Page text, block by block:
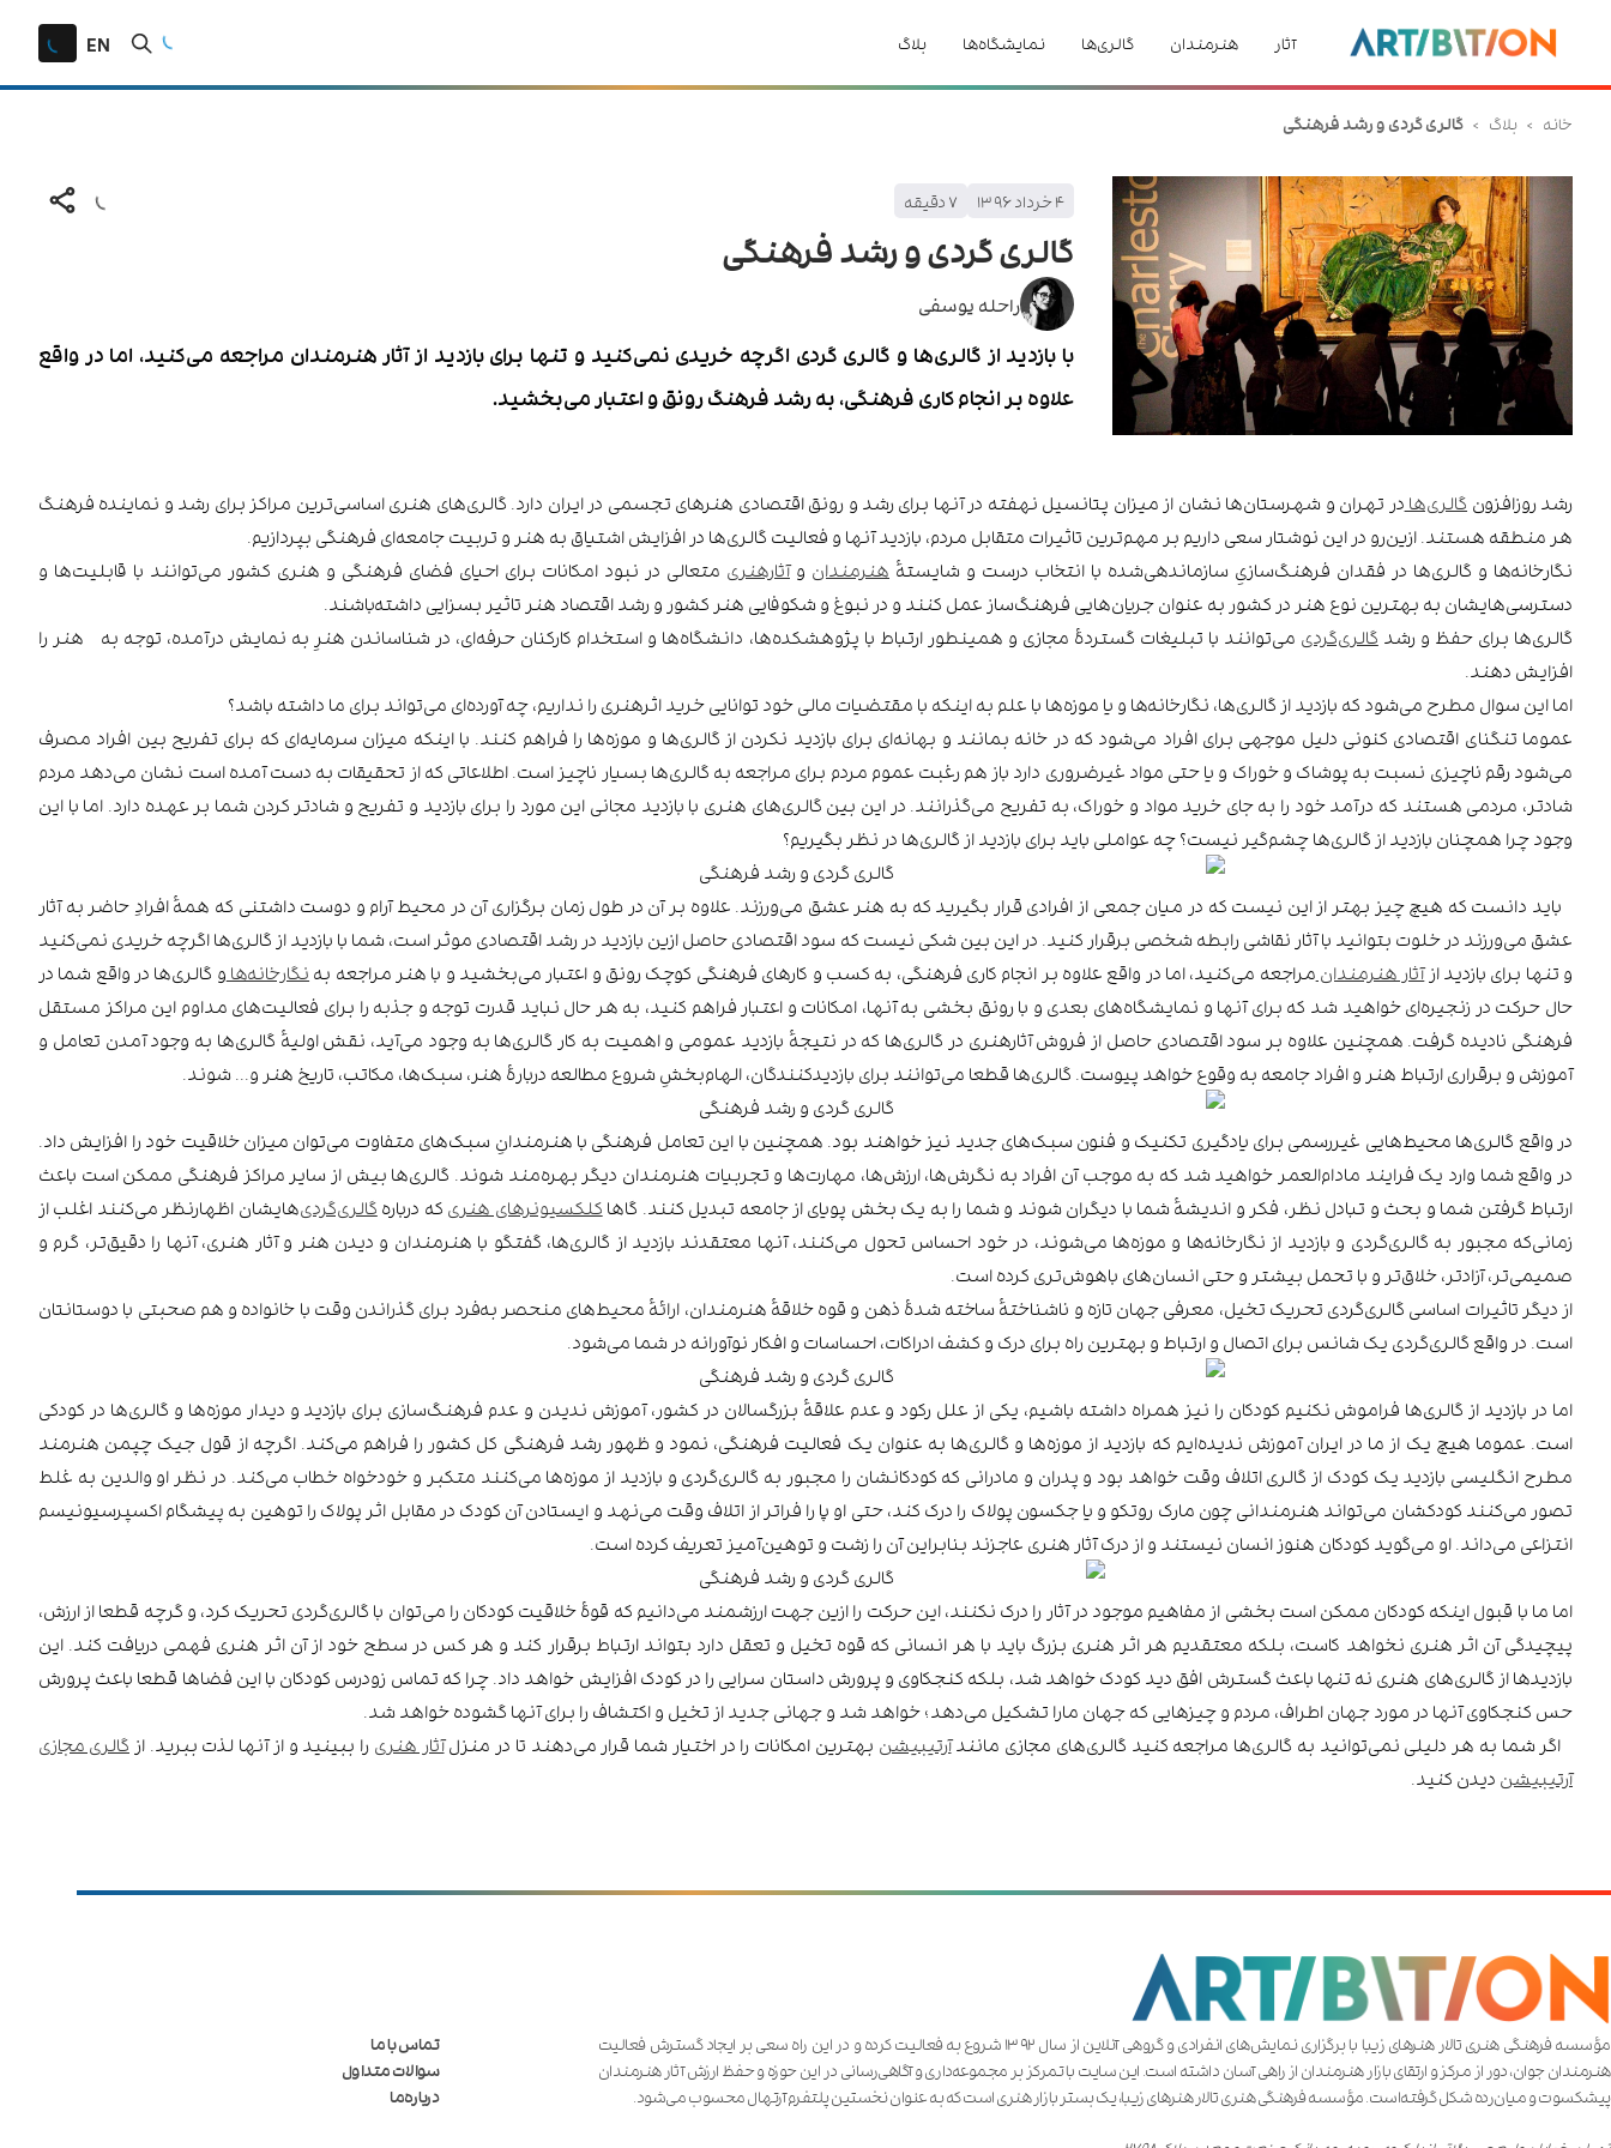
آثار هنرمندان گالری‌ها نمایشگاه‌ها بلاگ EN
خانه > بلاگ > گالری گردی و رشد فرهنگی
۴ خرداد ۱۳۹۶ ۷دقیقه
گالری گردی و رشد فرهنگی
راحله یوسفی
با بازدید از گالری‌ها و گالری گردی اگرچه خریدی نمی‌کنید و تنها برای بازدید از آثار هنرمندان مراجعه می‌کنید، اما در واقع
علاوه بر انجام کاری فرهنگی، به رشد فرهنگ رونق و اعتبار می‌بخشید.
رشد روزافزون گالری‌ها در تهران و شهرستان‌ها نشان از میزان پتانسیل نهفته در آنها برای رشد و رونق اقتصادی هنرهای تجسمی در ایران دارد. گالری‌های هنری اساسی‌ترین مراکز برای رشد و نماینده فرهنگ
هر منطقه هستند. ازین‌رو در این نوشتار سعی داریم بر مهم‌ترین تاثیرات متقابل مردم، بازدید آنها و فعالیت گالری‌ها در افزایش اشتیاق به هنر و تربیت جامعه‌ای فرهنگی بپردازیم.
نگارخانه‌ها و گالری‌ها در فقدان فرهنگ‌سازیِ سازماندهی‌شده‌ با انتخاب درست و شایستۀ هنرمندان وآثارهنری متعالی در نبود امکانات برای احیای فضای فرهنگی و هنری کشور می‌توانند با قابلیت‌ها و
دسترسی‌هایشان به بهترین نوع هنر در کشور به عنوان جریان‌هایی فرهنگ‌ساز عمل کنند و در نبوغ و شکوفایی هنر کشور و رشد اقتصاد هنر تاثیر بسزایی داشته‌باشند.
گالری‌ها برای حفظ و رشد گالری‌گردی می‌توانند با تبلیغات گستردۀ مجازی و همینطور ارتباط با پژوهشکده‌ها، دانشگاه‌ها و استخدام کارکنان حرفه‌ای، در شناساندن هنرِ به نمایش درآمده، توجه به هنر را
افزایش دهند.
اما این سوال مطرح می‌شود که بازدید از گالری‌ها، نگارخانه‌ها و یا موزه‌ها با علم به اینکه با مقتضیات مالی خود توانایی خرید اثرهنری را نداریم، چه آورده‌ای می‌تواند برای ما داشته باشد؟
عموما تنگنای اقتصادی کنونی دلیل موجهی برای افراد می‌شود که در خانه بمانند و بهانه‌ای برای بازدید نکردن از گالری‌ها و موزه‌ها را فراهم کنند. با اینکه میزان سرمایه‌ای که برای تفریح بین افراد مصرف
می‌شود رقم ناچیزی نسبت به پوشاک و خوراک و یا حتی مواد غیرضروری دارد باز هم رغبت عموم مردم برای مراجعه به گالری‌ها بسیار ناچیز است. اطلاعاتی که از تحقیقات به دست آمده است نشان می‌دهد مردم
شادتر، مردمی هستند که درآمد خود را به جای خرید مواد و خوراک، به تفریح می‌گذرانند. در این بین گالری‌های هنری با بازدید مجانی این مورد را برای بازدید و تفریح و شادتر کردن شما بر عهده دارد. اما با این
وجود چرا همچنان بازدید از گالری‌ها چشم‌گیر نیست؟ چه عواملی باید برای بازدید از گالری‌ها در نظر بگیریم؟
باید دانست که هیچ چیز بهتر از این نیست که در میان جمعی از افرادی قرار بگیرید که به هنر عشق می‌ورزند. علاوه بر آن در طول زمان برگزاری آن در محیط آرام و دوست داشتنی که همۀ افرادِ حاضر به آثار
عشق می‌ورزند در خلوت بتوانید با آثار نقاشی رابطه شخصی برقرار کنید. در این بین شکی نیست که سود اقتصادی حاصل ازین بازدید در رشد اقتصادی موثر است، شما با بازدید از گالری‌ها اگرچه خریدی نمی‌کنید
و تنها برای بازدید ازآثار هنرمندان مراجعه می‌کنید، اما در واقع علاوه بر انجام کاری فرهنگی، به کسب و کارهای فرهنگی کوچک رونق و اعتبار می‌بخشید و با هنر مراجعه به نگارخانه‌ها و گالری‌ها در واقع شما در
حال حرکت در زنجیره‌ای خواهید شد که برای آنها و نمایشگاه‌های بعدی و با رونق بخشی به آنها، امکانات و اعتبار فراهم کنید، به هر حال نباید قدرت توجه و جذبه را برای فعالیت‌های مداوم این مراکز مستقل
فرهنگی نادیده گرفت. همچنین علاوه بر سود اقتصادی حاصل از فروش آثارهنری در گالری‌ها که در نتیجۀ بازدید عمومی و اهمیت به کار گالری‌ها به وجود می‌آید، نقش اولیۀ گالری‌ها به وجود آمدن تعامل و
آموزش و برقراری ارتباط هنر و افراد جامعه به وقوع خواهد پیوست. گالری‌ها قطعا می‌توانند برای بازدیدکنندگان، الهام‌بخشِ شروع مطالعه دربارۀ هنر، سبک‌ها، مکاتب، تاریخ هنر و... شوند.
در واقع گالری‌ها محیط‌هایی غیررسمی برای یادگیری تکنیک و فنون سبک‌های جدید نیز خواهند بود. همچنین با این تعامل فرهنگی با هنرمندانِ سبک‌های متفاوت می‌توان میزان خلاقیت خود را افزایش داد.
در واقع شما وارد یک فرایند مادام‌العمر خواهید شد که به موجب آن افراد به نگرش‌ها، ارزش‌ها، مهارت‌ها و تجربیات هنرمندان دیگر بهره‌مند شوند. گالری‌ها بیش از سایر مراکز فرهنگی ممکن است باعث
ارتباط گرفتن شما و بحث و تبادل نظر، فکر و اندیشۀ شما با دیگران شوند و شما را به یک بخش پویای از جامعه تبدیل کنند. گاها کلکسیونرهای هنری که درباره گالری‌گردی‌هایشان اظهارنظر می‌کنند اغلب از
زمانی‌که مجبور به گالری‌گردی و بازدید از نگارخانه‌ها و موزه‌ها می‌شوند، در خود احساس تحول می‌کنند، آنها معتقدند بازدید از گالری‌ها، گفتگو با هنرمندان و دیدن هنر و آثار هنری، آنها را دقیق‌تر، گرم‌ و
صمیمی‌تر، آزادتر، خلاق‌تر و با تحمل بیشتر و حتی انسان‌های باهوش‌تری کرده است.
از دیگر تاثیرات اساسی گالری‌گردی تحریک تخیل، معرفی جهان تازه و ناشناختۀ ساخته شدۀ ذهن و قوه خلاقۀ هنرمندان، ارائۀ محیط‌های منحصر به‌فرد برای گذراندن وقت با خانواده و هم صحبتی با دوستانتان
است. در واقع گالری‌گردی یک شانس برای اتصال و ارتباط و بهترین راه برای درک و کشف ادراکات، احساسات و افکار نوآورانه در شما می‌شود.
اما در بازدید از گالری‌ها فراموش نکنیم کودکان را نیز همراه داشته باشیم، یکی از علل رکود و عدم علاقۀ بزرگسالان در کشور، آموزش ندیدن و عدم فرهنگ‌سازی برای بازدید و دیدار موزه‌ها و گالری‌ها در کودکی‌
است. عموما هیچ یک از ما در ایران آموزش ندیده‌ایم که بازدید از موزه‌ها و گالری‌ها به عنوان یک فعالیت فرهنگی، نمود و ظهور رشد فرهنگی کل کشور را فراهم می‌کند. اگرچه از قول جیک چپمن هنرمند
مطرح انگلیسی بازدید یک کودک از گالری اتلاف وقت خواهد بود و پدران و مادرانی که کودکانشان را مجبور به گالری‌گردی و بازدید از موزه‌ها می‌کنند متکبر و خودخواه خطاب می‌کند. در نظر او والدین به غلط
تصور می‌کنند کودکشان می‌تواند هنرمندانی چون مارک روتکو و یا جکسون پولاک را درک کند، حتی او پا را فراتر از اتلاف وقت می‌نهد و ایستادن آن کودک در مقابل اثر پولاک را توهین به پیشگام اکسپرسیونیسم
انتزاعی می‌داند. او می‌گوید کودکان هنوز انسان نیستند و از درک آثار هنری عاجزند بنابراین آن را زشت و توهین‌آمیز تعریف کرده است.
اما ما با قبول اینکه کودکان ممکن است بخشی از مفاهیم موجود در آثار را درک نکنند، این حرکت را ازین جهت ارزشمند می‌دانیم که قوۀ خلاقیت کودکان را می‌توان با گالری‌گردی تحریک کرد، و گرچه قطعا از ارزش،
پیچیدگی آن اثر هنری نخواهد کاست، بلکه معتقدیم هر اثر هنری بزرگ باید با هر انسانی که قوه تخیل و تعقل دارد بتواند ارتباط برقرار کند و هر کس در سطح خود از آن اثر هنری فهمی دریافت کند. این
بازدیدها از گالری‌های هنری نه تنها باعث گسترش افق دید کودک خواهد شد، بلکه کنجکاوی و پرورش داستان سرایی را در کودک افزایش خواهد داد. چرا که تماس زودرس کودکان با این فضاها قطعا باعث پرورش
حس کنجکاوی آنها در مورد جهان اطراف، مردم و چیزهایی که جهان مارا تشکیل می‌دهد؛ خواهد شد و جهانی جدید از تخیل و اکتشاف را برای آنها گشوده خواهد شد.
اگر شما به هر دلیلی نمی‌توانید به گالری‌ها مراجعه کنید گالری‌های مجازی مانندآرتیبیشن بهترین امکانات را در اختیار شما قرار می‌دهند تا در منزلآثار هنری را ببینید و از آنها لذت ببرید. از گالری مجازی
آرتیبیشن دیدن کنید.
مؤسسه فرهنگی هنری تالار هنر‌های زیبا با برگزاری نمایش‌های انفرادی و گروهی آنلاین از سال ۱۳۹۲ شروع به فعالیت کرده و در این راه سعی بر ایجاد گسترش فعالیت
هنرمندان جوان، دور از مرکز و ارتقای بازار هنرمندان از راهی آسان داشته است. این سایت با تمرکز بر مجموعه‌داری و آگاهی‌رسانی در این حوزه و حفظ ارزش آثار هنرمندان
پیشکسوت و میان‌رده شکل گرفته‌است. مؤسسه فرهنگی هنری تالار هنر‌های زیبا، یک بستر بازار هنری است که به عنوان نخستین پلتفرم آرتهال محسوب می‌شود.
تماس با ما
سوالات متداول
درباره‌ما